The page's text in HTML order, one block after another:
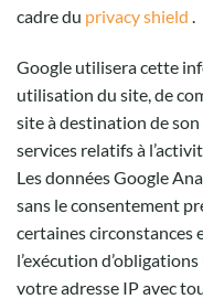
cadre du privacy shield
Google utilisera cette
utilisation du site, de
site à destination de
services relatifs à
Les données Google
sans le consentement
certaines circonstances
l’exécution
votre adresse IP avec